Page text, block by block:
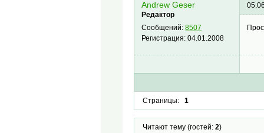
Andrew Geser
Редактор
Сообщений:8507
Регистрация:04.01.2008
Страницы: 1
Читают тему (гостей: 2)